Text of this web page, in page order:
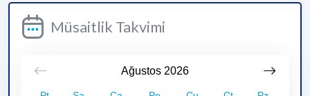
Müsaitlik Takvimi
Ağustos 2026